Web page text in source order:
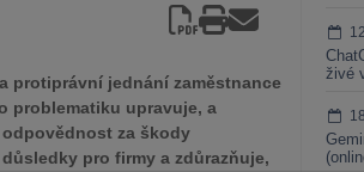
protiprávní jednání zaměstnance
problematiku upravuje, a
za škody
pro firmy a zdůrazňuje,
živé